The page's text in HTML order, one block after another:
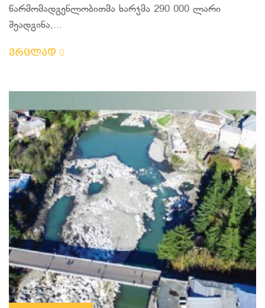
წარმომადგენლობითმა ხარჯმა 290 000 ლარი
შეადგინა,...
ვრცლად